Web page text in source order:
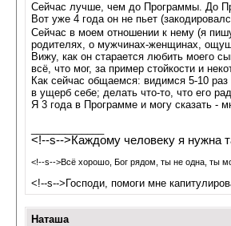
Сейчас лучше, чем до Программы. До
Вот уже 4 года он не пьет
Сейчас в моем отношении к нему (я
родителях, о мужчинах-женщинах,
Вижу, как он старается любить моего
всё, что мог, за пример стойкости и
Как сейчас общаемся: видимся 5-10 раз
в ущерб себе; делать что-то, что его
Я 3 года в Программе и могу сказать -
<!--s-->Каждому человеку я нужна
<!--s-->Всё хорошо, Бог рядом, ты не одна, ты
<!--s-->Господи, помоги мне
Наташа